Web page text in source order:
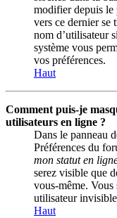
modifier depuis le
vers ce dernier se
nom d’utilisateur
système vous
vos préférences.
Haut
Comment puis-je
utilisateurs en ligne ?
Dans le panneau
Préférences du
mon statut en
serez visible que
vous-même. Vous
utilisateur
Haut